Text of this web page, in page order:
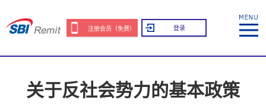
注册会员（免费） 登录
关于反社会势力的基本政策